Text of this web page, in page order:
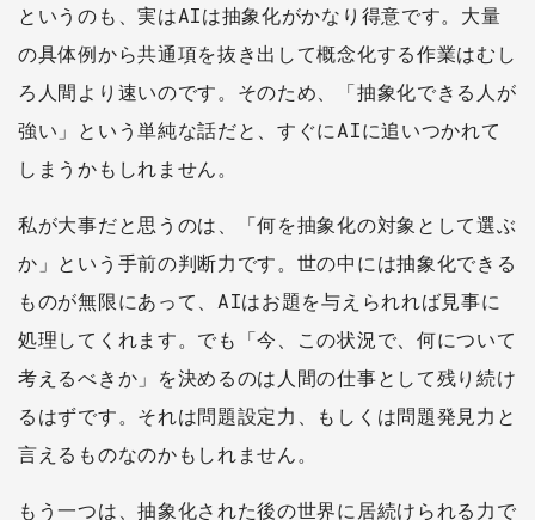
というのも、実はAIは抽象化がかなり得意です。大量
の具体例から共通項を抜き出して概念化する作業はむし
ろ人間より速いのです。そのため、「抽象化できる人が
強い」という単純な話だと、すぐにAIに追いつかれて
しまうかもしれません。
私が大事だと思うのは、「何を抽象化の対象として選ぶ
か」という手前の判断力です。世の中には抽象化できる
ものが無限にあって、AIはお題を与えられれば見事に
処理してくれます。でも「今、この状況で、何について
考えるべきか」を決めるのは人間の仕事として残り続け
るはずです。それは問題設定力、もしくは問題発見力と
言えるものなのかもしれません。
もう一つは、抽象化された後の世界に居続けられる力で